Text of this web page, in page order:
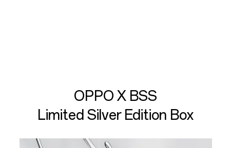
OPPO X BSS
Limited Silver Edition Box